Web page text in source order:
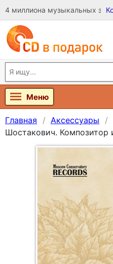
4 миллиона музыкальных
Меню
Главная Аксессуары
Шостакович. Композитор